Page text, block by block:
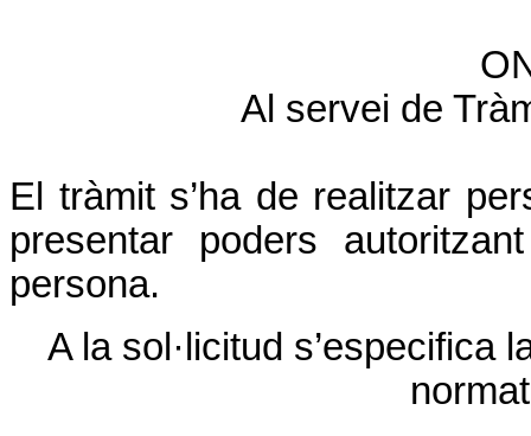
Al servei de
El tràmit s’ha de realitzar
presentar poders
persona.
A la sol·licitud s’especifica